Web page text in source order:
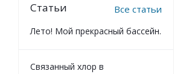
Статьи Все статьи
Лето! Мой прекрасный бассейн.
Связанный хлор в